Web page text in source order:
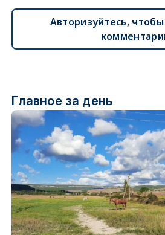
Авторизуйтесь, чтобы
Главное за день